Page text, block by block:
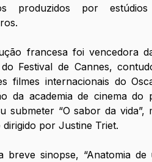
produzidos por
francesa foi vencedora
Festival de Cannes,
filmes internacionais do
da academia de cinema
submeter “O sabor da
dirigido por Justine Triet.
breve sinopse, “Anatomia